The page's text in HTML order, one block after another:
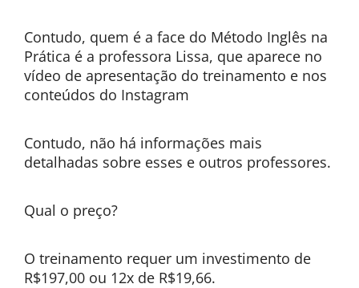
Contudo, quem é a face do Método Inglês na
Prática é a professora Lissa, que aparece no
vídeo de apresentação do treinamento e nos
conteúdos do Instagram
Contudo, não há informações mais
detalhadas sobre esses e outros professores.
Qual o preço?
O treinamento requer um investimento de
R$197,00 ou 12x de R$19,66.